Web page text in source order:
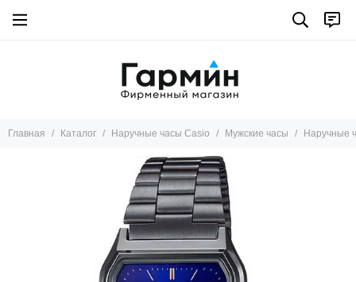
Главная Каталог Наручные часы Casio Мужские часы Наручные